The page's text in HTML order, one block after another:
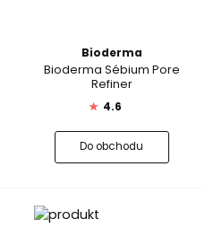
Bioderma
Bioderma Sébium Pore
Refiner
★ 4.6
Do obchodu